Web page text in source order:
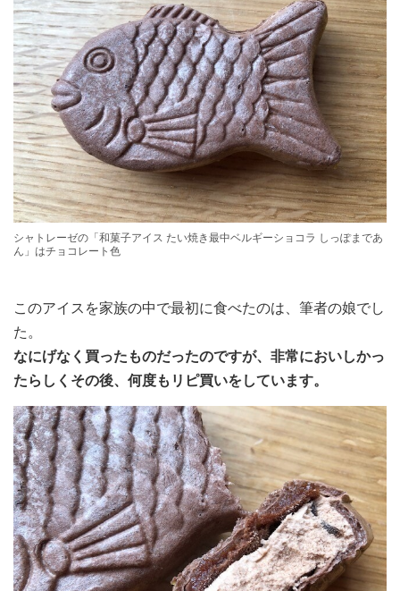
シャトレーゼの「和菓子アイス たい焼き最中ベルギーショコラ しっぽまであ
ん」はチョコレート色
このアイスを家族の中で最初に食べたのは、筆者の娘でし
た。
なにげなく買ったものだったのですが、非常においしかっ
たらしくその後、何度もリピ買いをしています。